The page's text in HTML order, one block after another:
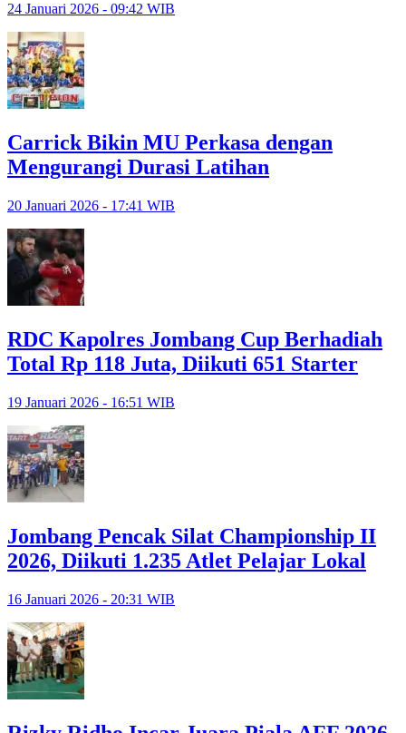
24 Januari 2026 - 09:42 WIB
Carrick Bikin MU Perkasa dengan
Mengurangi Durasi Latihan
20 Januari 2026 - 17:41 WIB
RDC Kapolres Jombang Cup Berhadiah
Total Rp 118 Juta, Diikuti 651 Starter
19 Januari 2026 - 16:51 WIB
Jombang Pencak Silat Championship II
2026, Diikuti 1.235 Atlet Pelajar Lokal
16 Januari 2026 - 20:31 WIB